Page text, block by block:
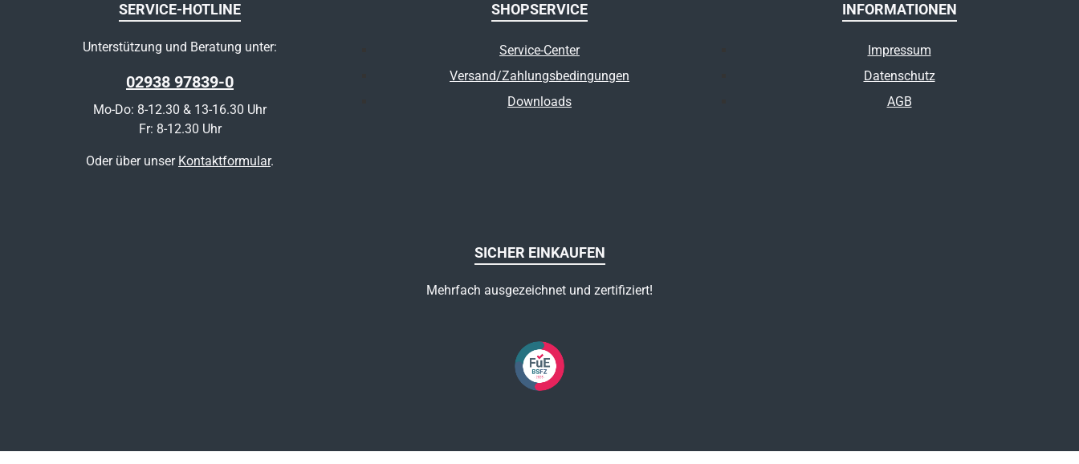
SERVICE-HOTLINE
Unterstützung und Beratung unter:
02938 97839-0
Mo-Do: 8-12.30 & 13-16.30 Uhr
Fr: 8-12.30 Uhr
Oder über unser Kontaktformular.
SHOPSERVICE
Service-Center
Versand/Zahlungsbedingungen
Downloads
INFORMATIONEN
Impressum
Datenschutz
AGB
SICHER EINKAUFEN
Mehrfach ausgezeichnet und zertifiziert!